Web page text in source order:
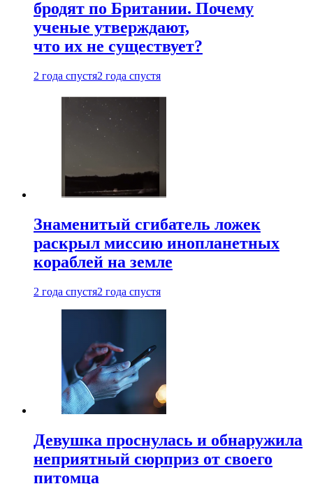
бродят по Британии. Почему
ученые утверждают,
что их не существует?
2 года спустя2 года спустя
Знаменитый сгибатель ложек
раскрыл миссию инопланетных
кораблей на земле
2 года спустя2 года спустя
Девушка проснулась и обнаружила
неприятный сюрприз от своего
питомца